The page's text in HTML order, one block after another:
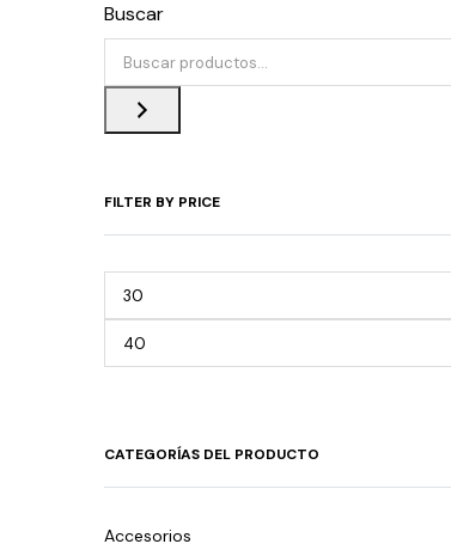
Buscar
FILTER BY PRICE
CATEGORÍAS DEL PRODUCTO
Accesorios